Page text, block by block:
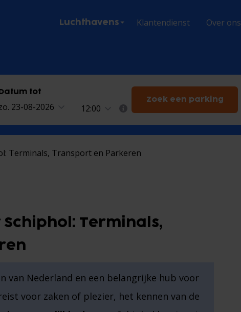
Luchthavens Klantendienst Over ons
Datum tot
23-08-2026 12:00
Zoek een parking
Terminals, Transport en Parkeren
Schiphol: Terminals,
van Nederland en een belangrijke hub voor
voor zaken of plezier, het kennen van de